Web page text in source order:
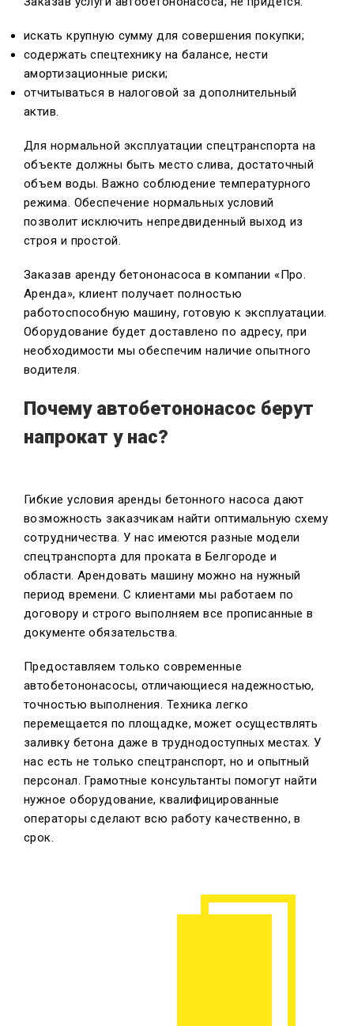
искать крупную сумму для совершения покупки;
содержать спецтехнику на балансе, нести
амортизационные риски;
отчитываться в налоговой за дополнительный
актив.
Для нормальной эксплуатации спецтранспорта на
объекте должны быть место слива, достаточный
объем воды. Важно соблюдение температурного
режима. Обеспечение нормальных условий
позволит исключить непредвиденный выход из
строя и простой.
Заказав аренду бетононасоса в компании «Про.
Аренда», клиент получает полностью
работоспособную машину, готовую к эксплуатации.
Оборудование будет доставлено по адресу, при
необходимости мы обеспечим наличие опытного
водителя.
Почему автобетононасос берут
напрокат у нас?
Гибкие условия аренды бетонного насоса дают
возможность заказчикам найти оптимальную схему
сотрудничества. У нас имеются разные модели
спецтранспорта для проката в Белгороде и
области. Арендовать машину можно на нужный
период времени. С клиентами мы работаем по
договору и строго выполняем все прописанные в
документе обязательства.
Предоставляем только современные
автобетононасосы, отличающиеся надежностью,
точностью выполнения. Техника легко
перемещается по площадке, может осуществлять
заливку бетона даже в труднодоступных местах. У
нас есть не только спецтранспорт, но и опытный
персонал. Грамотные консультанты помогут найти
нужное оборудование, квалифицированные
операторы сделают всю работу качественно, в
срок.